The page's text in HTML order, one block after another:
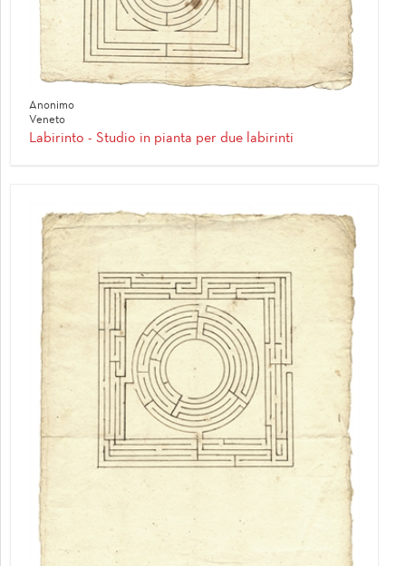
Anonimo
Veneto
Labirinto - Studio in pianta per due labirinti